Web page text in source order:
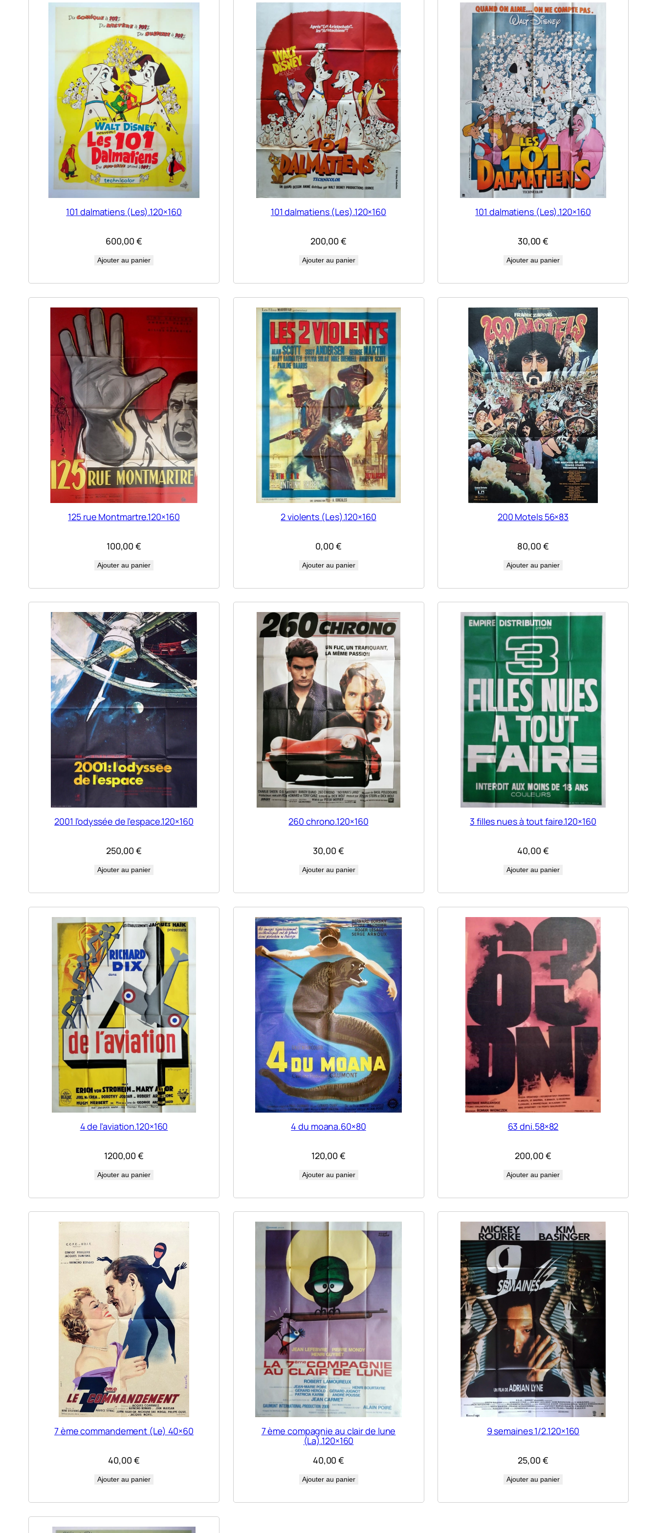
101 dalmatiens (Les).120×160
600,00€
Ajouter au panier
101 dalmatiens (Les).120×160
200,00€
Ajouter au panier
101 dalmatiens (Les).120×160
30,00€
Ajouter au panier
125 rue Montmartre.120×160
100,00€
Ajouter au panier
2 violents (Les).120×160
0,00 €
Ajouter au panier
200 Motels 56×83
80,00 €
Ajouter au panier
2001 l’odyssée de l’espace.120×160
250,00€
Ajouter au panier
260 chrono.120×160
30,00 €
Ajouter au panier
3 filles nues à tout faire.120×160
40,00 €
Ajouter au panier
4 de l’aviation.120×160
1200,00€
Ajouter au panier
4 du moana.60×80
120,00€
Ajouter au panier
63 dni.58×82
200,00 €
Ajouter au panier
7 ème commandement (Le) 40×60
40,00 €
Ajouter au panier
7 ème compagnie au clair de lune
(La).120×160
40,00€
Ajouter au panier
9 semaines 1/2.120×160
25,00 €
Ajouter au panier